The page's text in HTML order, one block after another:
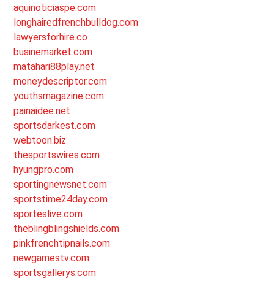
aquinoticiaspe.com
longhairedfrenchbulldog.com
lawyersforhire.co
businemarket.com
matahari88play.net
moneydescriptor.com
youthsmagazine.com
painaidee.net
sportsdarkest.com
webtoon.biz
thesportswires.com
hyungpro.com
sportingnewsnet.com
sportstime24day.com
sporteslive.com
theblingblingshields.com
pinkfrenchtipnails.com
newgamestv.com
sportsgallerys.com